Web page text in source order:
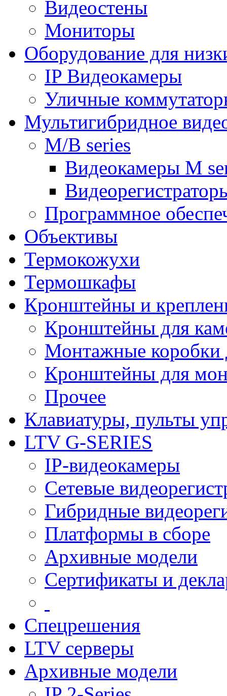
Видеостены
Мониторы
Оборудование для
IP Видеокамеры
Уличные
Мультигибридное
M/B series
Видеокамеры M
Программное
Объективы
Термокожухи
Термошкафы
Кронштейны и
Кронштейны для
Монтажные коробки
Кронштейны для
Прочее
Клавиатуры, пульты
LTV G-SERIES
IP-видеокамеры
Сетевые
Гибридные
Платформы в сборе
Архивные модели
Сертификаты и
Спецрешения
LTV серверы
Архивные модели